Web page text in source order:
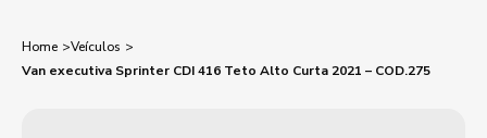
Home
Veículos
Van executiva Sprinter CDI 416 Teto Alto Curta 2021 – COD.275